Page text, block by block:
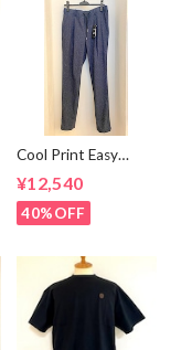
Cool Print Easy
¥12,540
40%OFF